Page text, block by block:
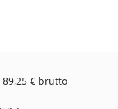
€ brutto